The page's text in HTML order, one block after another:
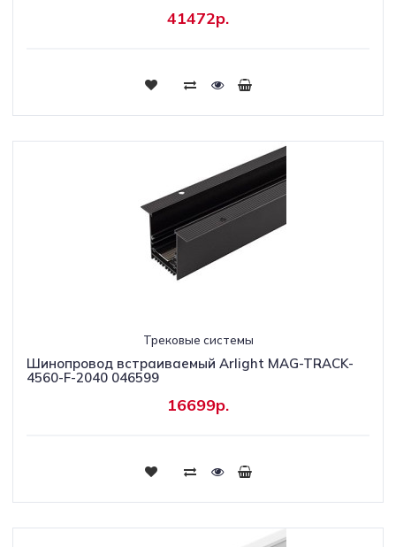
41472р.
Трековые системы
Шинопровод встраиваемый Arlight MAG-TRACK-
4560-F-2040 046599
16699р.